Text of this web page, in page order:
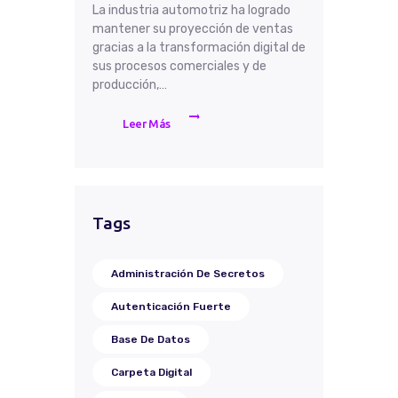
La industria automotriz ha logrado
mantener su proyección de ventas
gracias a la transformación digital de
sus procesos comerciales y de
producción,…
Leer Más
Tags
Administración De Secretos
Autenticación Fuerte
Base De Datos
Carpeta Digital